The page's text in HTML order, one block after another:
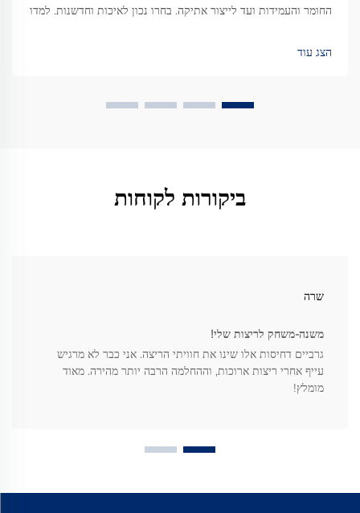
החומר והעמידות ועד לייצור אתיקה. בחרו נכון לאיכות וחדשנות. למדו
הצג עוד
ביקורות לקוחות
שרה
משנה-משחק לריצות שלי!
גרביים דחיסות אלו שינו את חוויתי הריצה. אני כבר לא מרגיש
עייף אחרי ריצות ארוכות, וההחלמה הרבה יותר מהירה. מאוד
מומלץ!